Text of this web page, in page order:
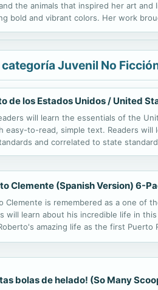
the animals that inspired her art
bold and vibrant colors. Her work
Belpré Illustrator Honor 2018 ALA
Juvenil No
de los Estados Unidos / United
will learn the essentials of the
easy-to-read, simple text. Readers
and correlated to state
Clemente (Spanish Version) 6-
Clemente is remembered as a one of
will learn about his incredible life in
amazing life as the first Puerto
bolas de helado! (So Many